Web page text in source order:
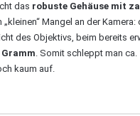
das robuste Gehäuse mit
Mangel an der Kamera:
des Objektivs, beim bereits
Gramm. Somit schleppt man ca.
kaum auf.